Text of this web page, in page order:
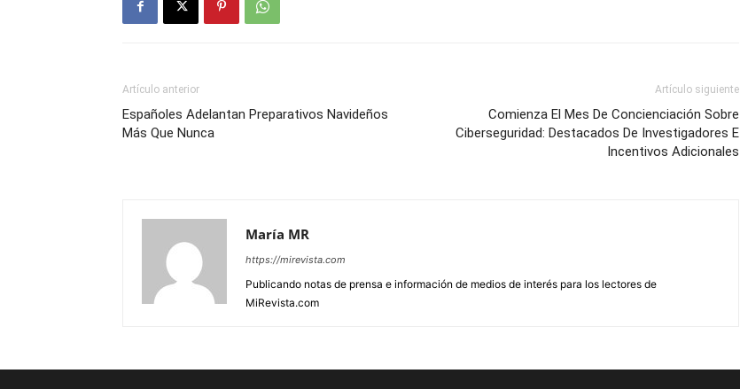
Artículo anterior
Españoles Adelantan Preparativos Navideños
Más Que Nunca
Artículo siguiente
Comienza El Mes De Concienciación Sobre
Ciberseguridad: Destacados De Investigadores E
Incentivos Adicionales
María MR
https://mirevista.com
Publicando notas de prensa e información de medios de interés para los lectores de
MiRevista.com